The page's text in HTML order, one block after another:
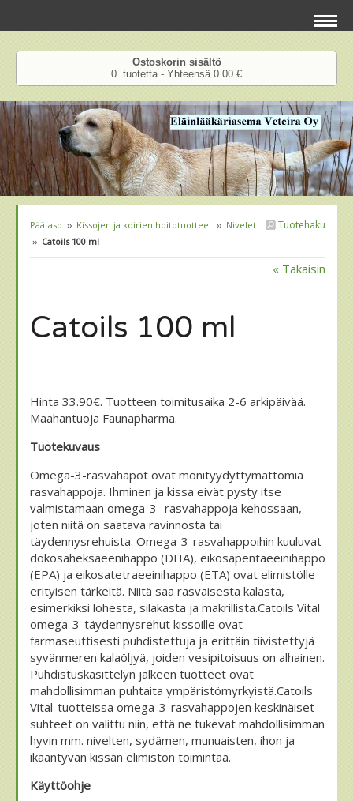
Ostoskorin sisältö
0 tuotetta - Yhteensä 0.00 €
Tuotehaku
Päätaso ›› Kissojen ja koirien hoitotuotteet ›› Nivelet
›› Catoils 100 ml
« Takaisin
Catoils 100 ml
Hinta 33.90€. Tuotteen toimitusaika 2-6 arkipäivää.
Maahantuoja Faunapharma.
Tuotekuvaus
Omega-3-rasvahapot ovat monityydyttymättömiä
rasvahappoja. Ihminen ja kissa eivät pysty itse
valmistamaan omega-3- rasvahappoja kehossaan,
joten niitä on saatava ravinnosta tai
täydennysrehuista. Omega-3-rasvahappoihin kuuluvat
dokosaheksaeenihappo (DHA), eikosapentaeeinihappo
(EPA) ja eikosatetraeeinihappo (ETA) ovat elimistölle
erityisen tärkeitä. Niitä saa rasvaisesta kalasta,
esimerkiksi lohesta, silakasta ja makrillista.Catoils Vital
omega-3-täydennysrehut kissoille ovat
farmaseuttisesti puhdistettuja ja erittäin tiivistettyjä
syvänmeren kalaöljyä, joiden vesipitoisuus on alhainen.
Puhdistuskäsittelyn jälkeen tuotteet ovat
mahdollisimman puhtaita ympäristömyrkyistä.Catoils
Vital-tuotteissa omega-3-rasvahappojen keskinäiset
suhteet on valittu niin, että ne tukevat mahdollisimman
hyvin mm. nivelten, sydämen, munuaisten, ihon ja
ikääntyvän kissan elimistön toimintaa.
Käyttöohje